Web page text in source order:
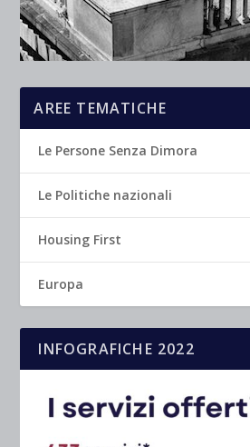
AREE TEMATICHE
Le Persone Senza Dimora
Le Politiche nazionali
Housing First
Europa
INFOGRAFICHE 2022